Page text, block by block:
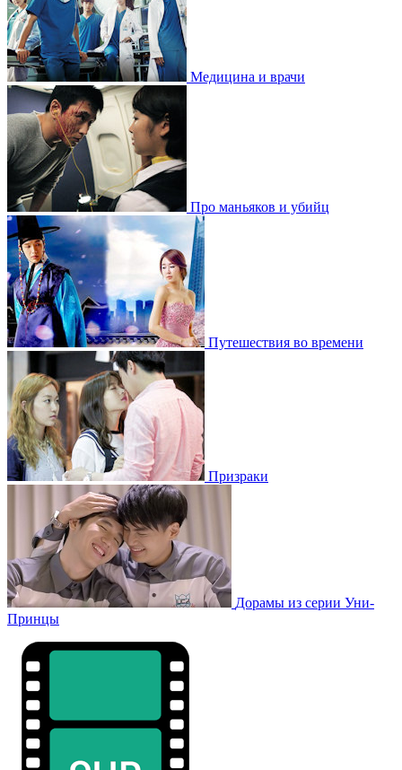
Медицина и врачи
Про маньяков и убийц
Путешествия во времени
Призраки
Дорамы из серии Уни-
Принцы